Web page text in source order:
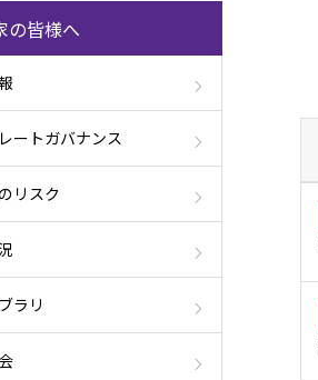
の皆様へ
ートガバナンス
リスク
ラリ